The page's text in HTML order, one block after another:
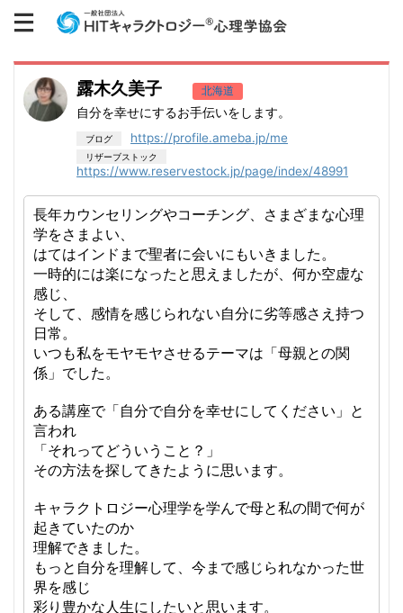
露木久美子 北海道
自分を幸せにするお手伝いをします。
https://profile.ameba.jp/me
https://www.reservestock.jp/page/index/48991
長年カウンセリングやコーチング、さまざまな心理
学をさまよい、
はてはインドまで聖者に会いにもいきました。
一時的には楽になったと思えましたが、何か空虚な
感じ、
そして、感情を感じられない自分に劣等感さえ持つ
日常。
いつも私をモヤモヤさせるテーマは「母親との関
係」でした。
ある講座で「自分で自分を幸せにしてください」と
言われ
「それってどういうこと？」
その方法を探してきたように思います。
キャラクトロジー心理学を学んで母と私の間で何が
起きていたのか
理解できました。
もっと自分を理解して、今まで感じられなかった世
界を感じ
彩り豊かな人生にしたいと思います。